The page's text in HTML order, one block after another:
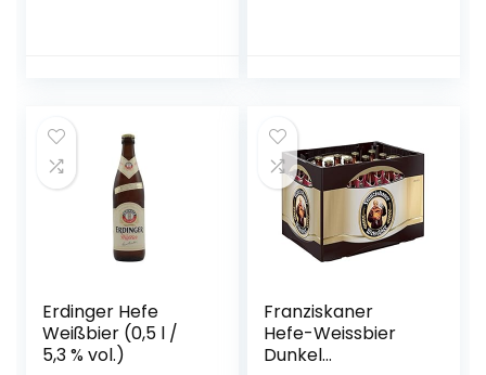
Erdinger Hefe
Weißbier (0,5 l /
5,3 % vol.)
Franziskaner
Hefe-Weissbier
Dunkel